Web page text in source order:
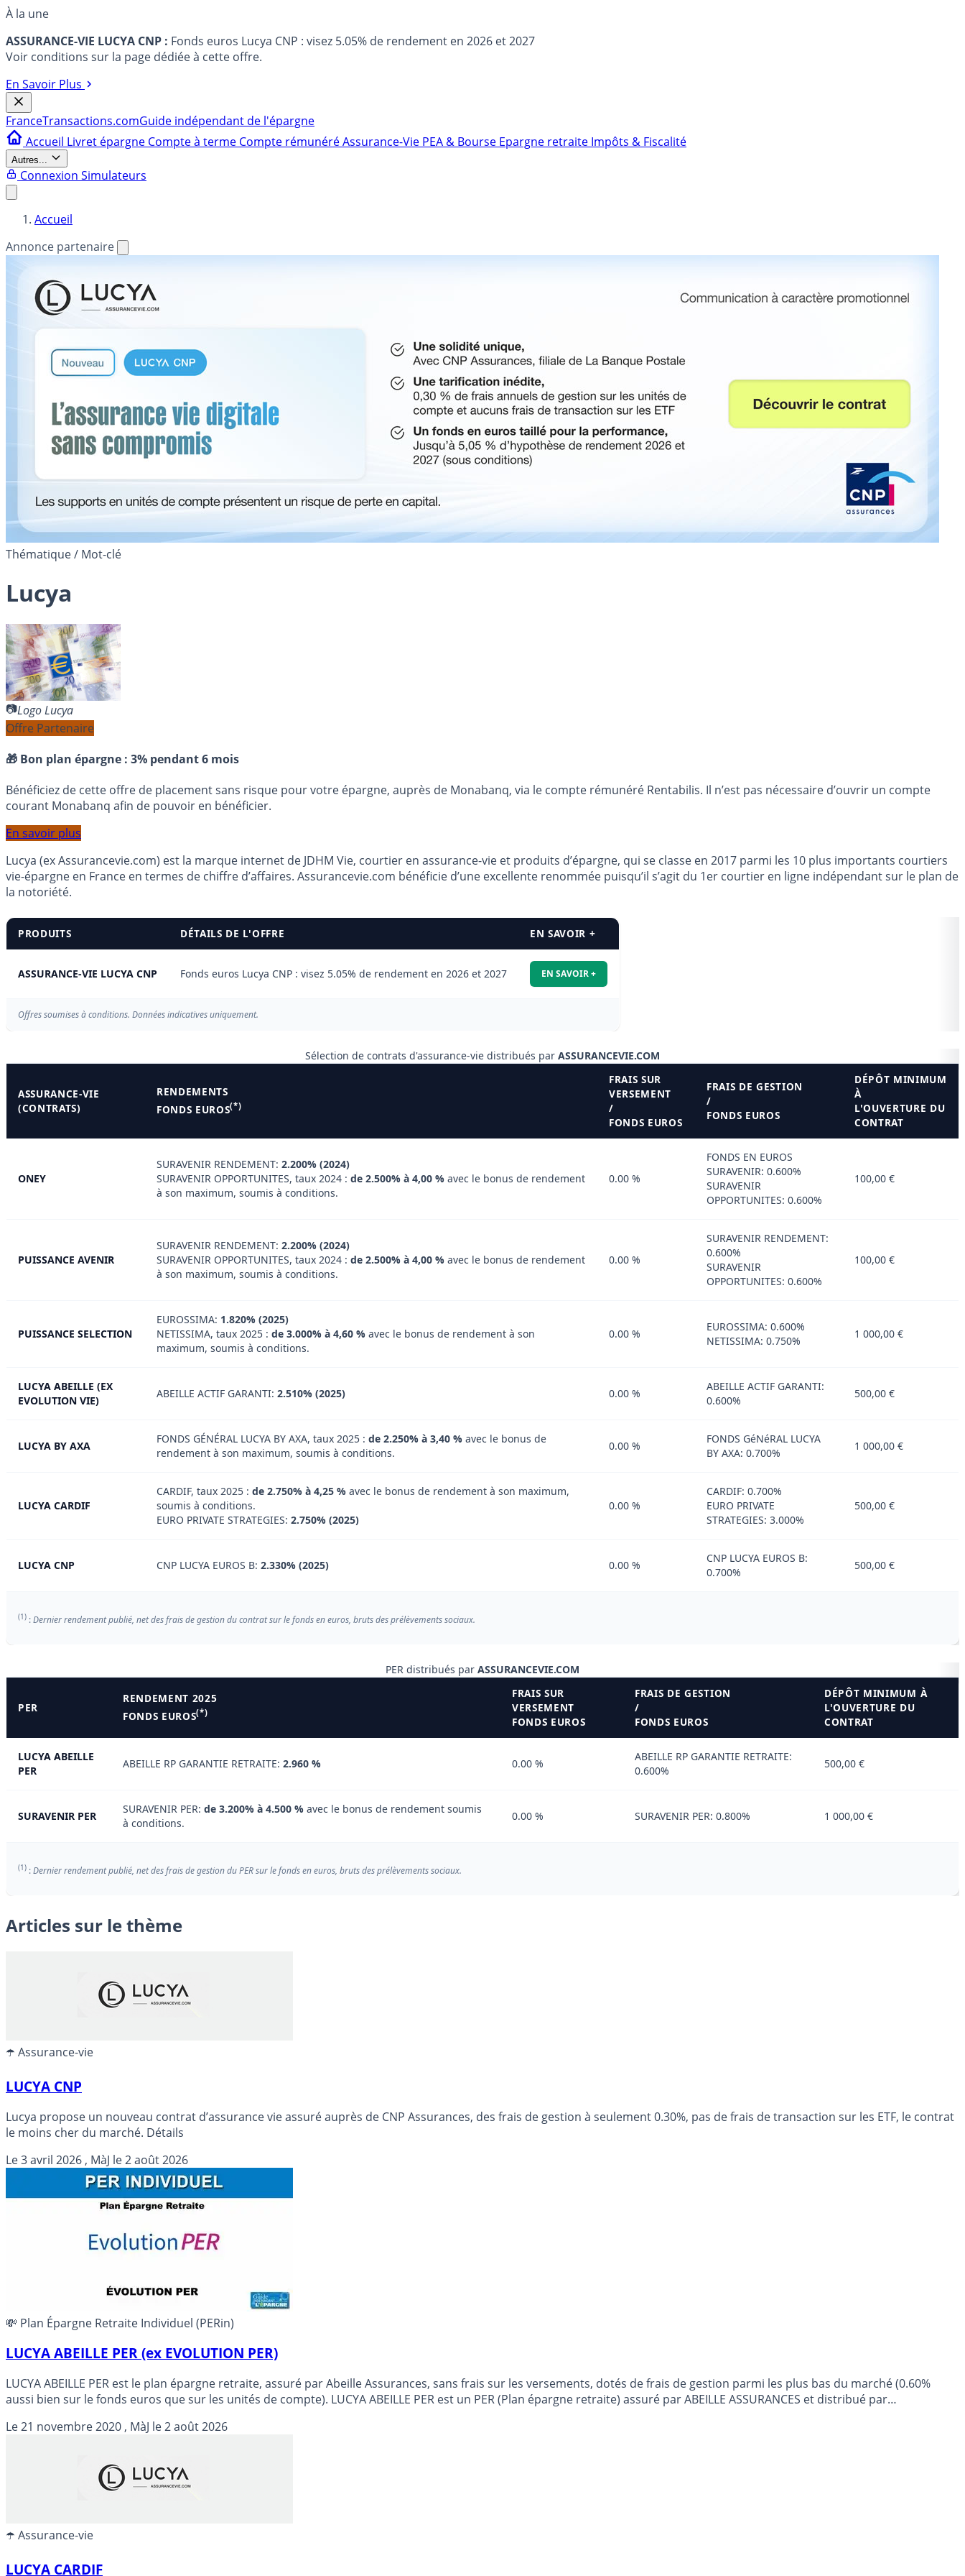
À la une
ASSURANCE-VIE LUCYA CNP : Fonds euros Lucya CNP : visez 5.05% de rendement en 2026 et 2027
Voir conditions sur la page dédiée à cette offre.
En Savoir Plus
FranceTransactions.comGuide indépendant de l'épargne
Accueil Livret épargne Compte à terme Compte rémunéréAssurance-Vie PEA & Bourse Epargne retraite Impôts & Fiscalité
Autres...
Connexion Simulateurs
Accueil
Annonce partenaire
Thématique / Mot-clé
Lucya
Logo Lucya
Offre Partenaire
🎁 Bon plan épargne : 3% pendant 6 mois
Bénéficiez de cette offre de placement sans risque pour votre épargne, auprès de Monabanq, via le compte rémunéré Rentabilis. Il n’est pas nécessaire d’ouvrir un compte
courant Monabanq afin de pouvoir en bénéficier.
En savoir plus
Lucya (ex Assurancevie.com) est la marque internet de JDHM Vie, courtier en assurance-vie et produits d’épargne, qui se classe en 2017 parmi les 10 plus importants courtiers
vie-épargne en France en termes de chiffre d’affaires. Assurancevie.com bénéficie d’une excellente renommée puisqu’il s’agit du 1er courtier en ligne indépendant sur le plan de
la notoriété.
PRODUITS DÉTAILS DE L'OFFRE EN SAVOIR +
ASSURANCE-VIE LUCYA CNP Fonds euros Lucya CNP : visez 5.05% de rendement en 2026 et 2027 EN SAVOIR +
Offres soumises à conditions. Données indicatives uniquement.
Sélection de contrats d'assurance-vie distribués par ASSURANCEVIE.COM
ASSURANCE-VIE
(CONTRATS)
RENDEMENTS
FONDS EUROS(*)
FRAIS SUR
VERSEMENT
/
FONDS EUROS
FRAIS DE GESTION
/
FONDS EUROS
DÉPÔT MINIMUM
À
L'OUVERTURE DU
CONTRAT
ONEY
SURAVENIR RENDEMENT: 2.200% (2024)
SURAVENIR OPPORTUNITES, taux 2024 : de 2.500% à 4,00 % avec le bonus de rendement
à son maximum, soumis à conditions.
0.00 %
FONDS EN EUROS
SURAVENIR: 0.600%
SURAVENIR
OPPORTUNITES: 0.600%
100,00 €
PUISSANCE AVENIR
SURAVENIR RENDEMENT: 2.200% (2024)
SURAVENIR OPPORTUNITES, taux 2024 : de 2.500% à 4,00 % avec le bonus de rendement
à son maximum, soumis à conditions.
0.00 %
SURAVENIR RENDEMENT:
0.600%
SURAVENIR
OPPORTUNITES: 0.600%
100,00 €
PUISSANCE SELECTION
EUROSSIMA: 1.820% (2025)
NETISSIMA, taux 2025 : de 3.000% à 4,60 % avec le bonus de rendement à son
maximum, soumis à conditions.
0.00 %
EUROSSIMA: 0.600%
NETISSIMA: 0.750%
1 000,00 €
LUCYA ABEILLE (EX
EVOLUTION VIE)
ABEILLE ACTIF GARANTI: 2.510% (2025) 0.00 %
ABEILLE ACTIF GARANTI:
0.600%
500,00 €
LUCYA BY AXA
FONDS GÉNÉRAL LUCYA BY AXA, taux 2025 : de 2.250% à 3,40 % avec le bonus de
rendement à son maximum, soumis à conditions.
0.00 %
FONDS GéNéRAL LUCYA
BY AXA: 0.700%
1 000,00 €
LUCYA CARDIF
CARDIF, taux 2025 : de 2.750% à 4,25 % avec le bonus de rendement à son maximum,
soumis à conditions.
EURO PRIVATE STRATEGIES: 2.750% (2025)
0.00 %
CARDIF: 0.700%
EURO PRIVATE
STRATEGIES: 3.000%
500,00 €
LUCYA CNP CNP LUCYA EUROS B: 2.330% (2025) 0.00 %
CNP LUCYA EUROS B:
0.700%
500,00 €
(1) :Dernier rendement publié, net des frais de gestion du contrat sur le fonds en euros, bruts des prélèvements sociaux.
PER distribués par ASSURANCEVIE.COM
PER
RENDEMENT 2025
FONDS EUROS(*)
FRAIS SUR
VERSEMENT
FONDS EUROS
FRAIS DE GESTION
/
FONDS EUROS
DÉPÔT MINIMUM À
L'OUVERTURE DU
CONTRAT
LUCYA ABEILLE
PER
ABEILLE RP GARANTIE RETRAITE: 2.960 % 0.00 %
ABEILLE RP GARANTIE RETRAITE:
0.600%
500,00 €
SURAVENIR PER
SURAVENIR PER: de 3.200% à 4.500 % avec le bonus de rendement soumis
à conditions.
0.00 % SURAVENIR PER: 0.800% 1 000,00 €
(1) :Dernier rendement publié, net des frais de gestion du PER sur le fonds en euros, bruts des prélèvements sociaux.
Articles sur le thème
☂️ Assurance-vie
LUCYA CNP
Lucya propose un nouveau contrat d’assurance vie assuré auprès de CNP Assurances, des frais de gestion à seulement 0.30%, pas de frais de transaction sur les ETF, le contrat
le moins cher du marché. Détails
Le3 avril 2026 , MàJ le2 août 2026
💸 Plan Épargne Retraite Individuel (PERin)
LUCYA ABEILLE PER (ex EVOLUTION PER)
LUCYA ABEILLE PER est le plan épargne retraite, assuré par Abeille Assurances, sans frais sur les versements, dotés de frais de gestion parmi les plus bas du marché (0.60%
aussi bien sur le fonds euros que sur les unités de compte). LUCYA ABEILLE PER est un PER (Plan épargne retraite) assuré par ABEILLE ASSURANCES et distribué par
Le21 novembre 2020 , MàJ le2 août 2026
☂️ Assurance-vie
LUCYA CARDIF